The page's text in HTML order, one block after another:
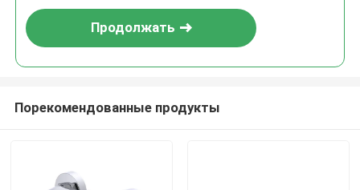
Продолжать
Порекомендованные продукты